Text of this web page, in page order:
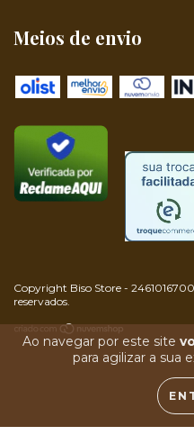
Ao navegar por este site
para agilizar a sua
Meios de envio
Copyright Biso Store -
reservados.